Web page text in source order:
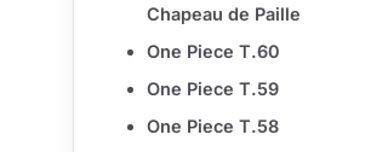
Chapeau de Paille
One Piece T.60
One Piece T.59
One Piece T.58